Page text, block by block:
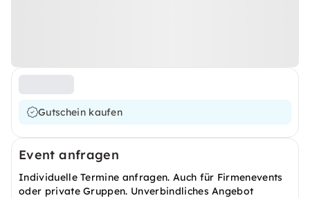
Gutschein kaufen
Event anfragen
Individuelle Termine anfragen. Auch für Firmenevents
oder private Gruppen. Unverbindliches Angebot